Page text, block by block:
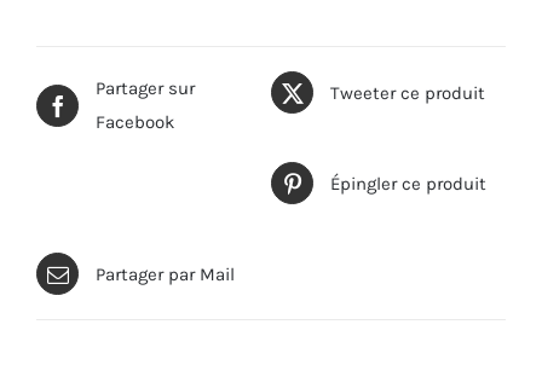
Partager sur
Facebook
Tweeter ce produit
Épingler ce produit
Partager par Mail